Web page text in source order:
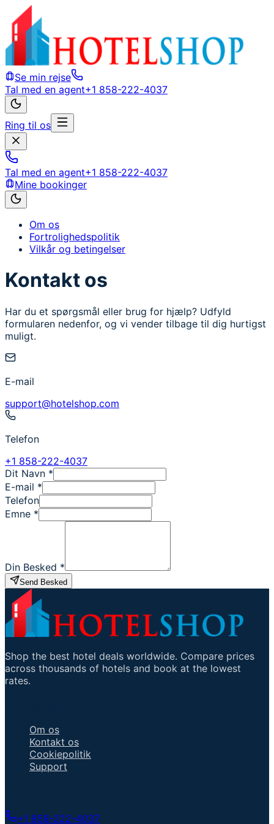
Se min rejse
Tal med en agent+1 858-222-4037
Ring til os
Tal med en agent+1 858-222-4037
Mine bookinger
Om os
Fortrolighedspolitik
Vilkår og betingelser
Kontakt os
Har du et spørgsmål eller brug for hjælp? Udfyld
formularen nedenfor, og vi vender tilbage til dig hurtigst
muligt.
E-mail
support@hotelshop.com
Telefon
+1 858-222-4037
Dit Navn *
E-mail *
Telefon
Emne *
Din Besked *
Send Besked
Shop the best hotel deals worldwide. Compare prices
across thousands of hotels and book at the lowest
rates.
Om os
Kontakt os
Cookiepolitik
Support
+1 858-222-4037